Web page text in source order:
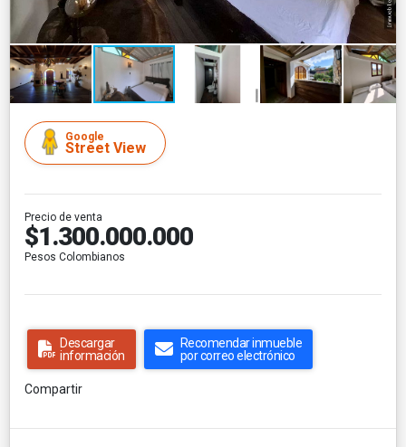
Google
Street View
Precio de venta
$1.300.000.000
Pesos Colombianos
Descargar
información
Recomendar inmueble
por correo electrónico
Compartir